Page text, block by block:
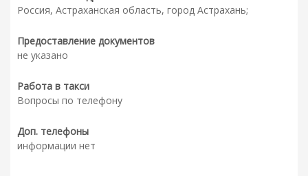
Россия, Астраханская область, город Астрахань;
Предоставление документов
не указано
Работа в такси
Вопросы по телефону
Доп. телефоны
информации нет